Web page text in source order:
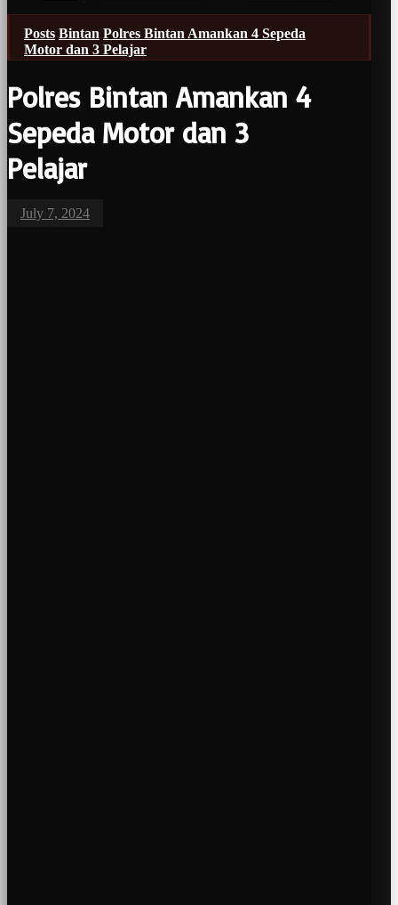
Posts Bintan Polres Bintan Amankan 4 Sepeda
Motor dan 3 Pelajar
Polres Bintan Amankan 4
Sepeda Motor dan 3
Pelajar
July 7, 2024